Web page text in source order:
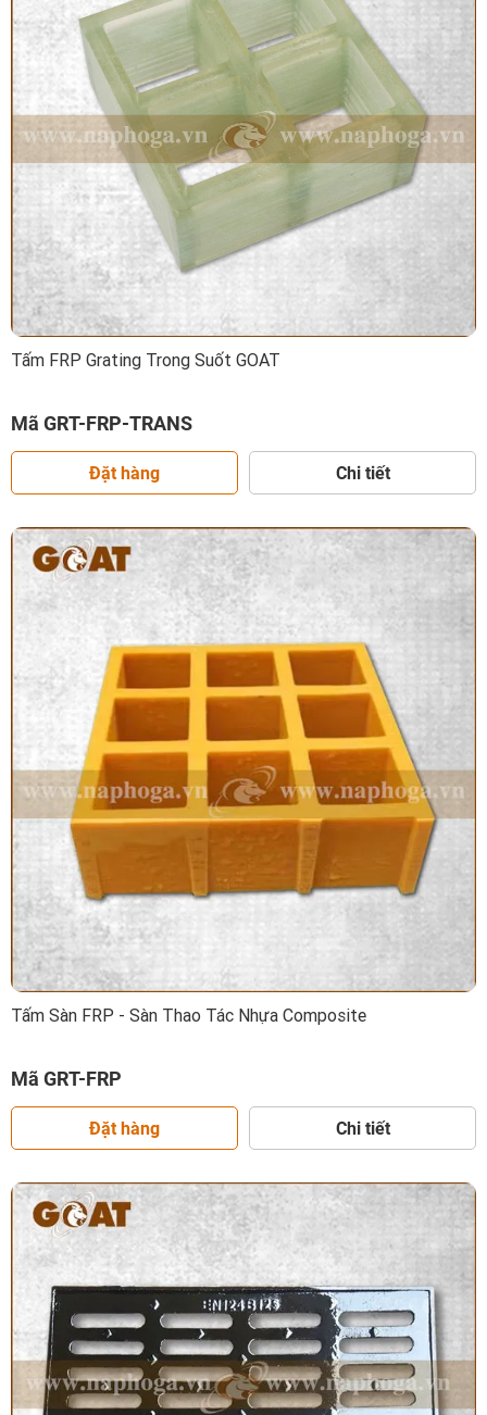
Tấm FRP Grating Trong Suốt GOAT
Mã GRT-FRP-TRANS
Đặt hàng Chi tiết
Tấm Sàn FRP - Sàn Thao Tác Nhựa Composite
Mã GRT-FRP
Đặt hàng Chi tiết